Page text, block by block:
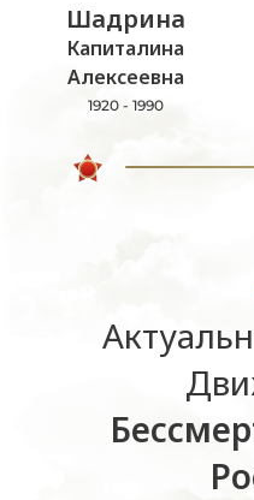
Шадрина
Капиталина
Алексеевна
1920 - 1990